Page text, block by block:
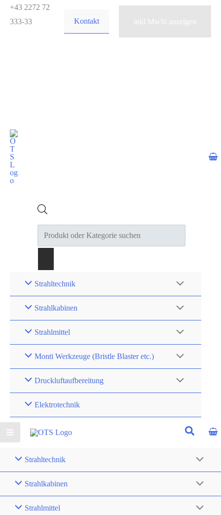
Zum
Inhalt
+43 2272 72
333-33
Kontakt
Products
Strahltechnik
Strahlkabinen
Strahlmittel
Monti Werkzeuge (Bristle Blaster etc.)
Druckluftaufbereitung
Elektrotechnik
Strahltechnik
Strahlkabinen
Strahlmittel